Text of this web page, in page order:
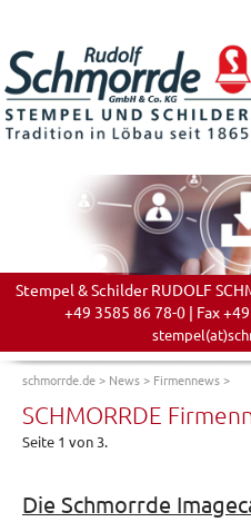
Stempel & Schilder RUDOLF
+49 3585 86 78-0 | Fax
schmorrde.de> News> Firmennews>
SCHMORRDE
Seite 1 von 3.
Die Schmorrde